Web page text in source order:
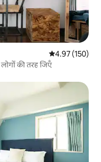
औसत रेटिंग 5 में से
4.97 (150)
की तरह जिएँ